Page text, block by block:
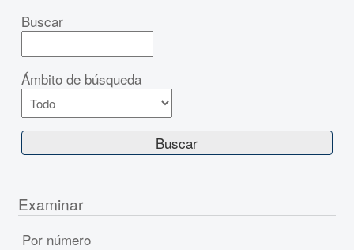
Buscar
Ámbito de búsqueda
Examinar
Por número